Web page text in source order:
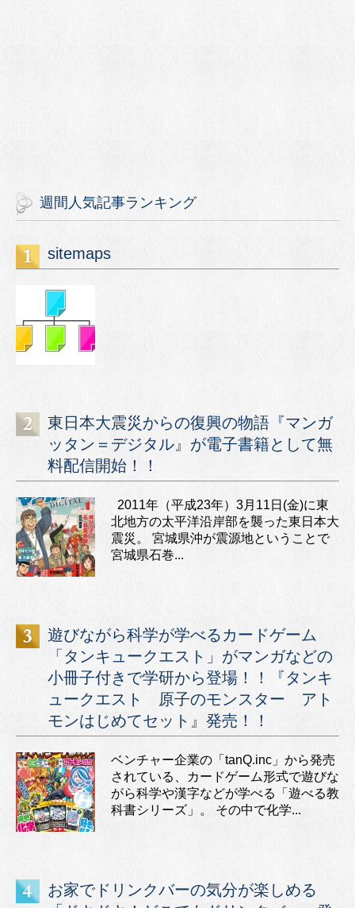
週間人気記事ランキング
sitemaps
東日本大震災からの復興の物語『マンガ
ッタン＝デジタル』が電子書籍として無
料配信開始！！
2011年（平成23年）3月11日(金)に東
北地方の太平洋沿岸部を襲った東日本大
震災。 宮城県沖が震源地ということで
宮城県石巻...
遊びながら科学が学べるカードゲーム
「タンキュークエスト」がマンガなどの
小冊子付きで学研から登場！！『タンキ
ュークエスト 原子のモンスター アト
モンはじめてセット』発売！！
ベンチャー企業の「tanQ.inc」から発売
されている、カードゲーム形式で遊びな
がら科学や漢字などが学べる「遊べる教
科書シリーズ」。 その中で化学...
お家でドリンクバーの気分が楽しめる